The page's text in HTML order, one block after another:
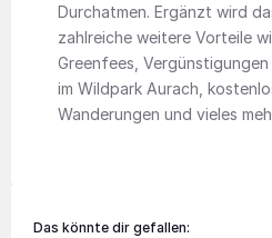
Durchatmen. Ergänzt wird
zahlreiche weitere Vorteile
Greenfees,
im Wildpark Aurach,
Wanderungen und vieles
Das könnte dir gefallen: